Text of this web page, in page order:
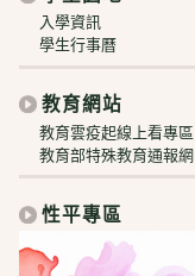
入學資訊
學生行事曆
教育網站
教育雲疫起線上看專區
教育部特殊教育通報網
性平專區